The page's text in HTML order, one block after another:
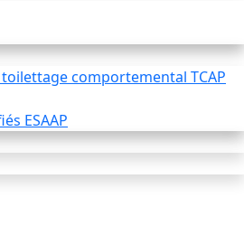
comportemental TCAP
ESAAP